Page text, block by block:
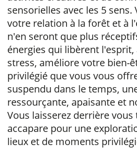
sensorielles avec les 5 sens.
votre relation à la forêt et à
n'en seront que plus
énergies qui libèrent l'esprit,
stress, améliore votre bien-
privilégié que vous vous
suspendu dans le temps,
ressourçante, apaisante et
Vous laisserez derrière
accapare pour une
lieux et de moments